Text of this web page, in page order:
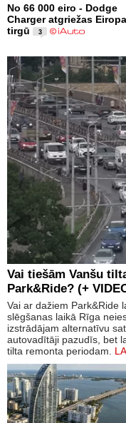
No 66 000 eiro - Dodge
Charger atgriežas
tirgū
3
Vai tiešām Vanšu
Park&Ride? (+
Vai ar dažiem Park&Ride
slēgšanas laikā Rīga
izstrādājam alternatīvu
autovadītāji pazudīs, bet
tilta remonta periodam.